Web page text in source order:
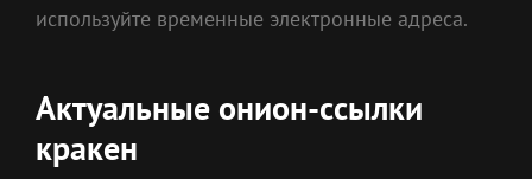
используйте временные электронные адреса.
Актуальные онион-ссылки
кракен